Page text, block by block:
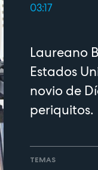
03:17
Laureano
Estados
novio de
periquitos.
TEMAS